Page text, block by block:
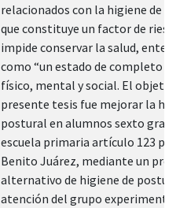
relacionados con la higiene de
que constituye un factor de
impide conservar la salud,
como “un estado de completo
físico, mental y social. El
presente tesis fue mejorar la
postural en alumnos sexto
escuela primaria artículo 123
Benito Juárez, mediante un
alternativo de higiene de
atención del grupo